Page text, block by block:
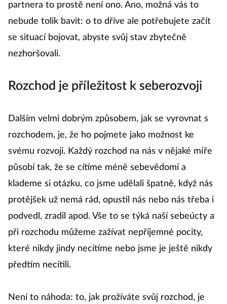
partnera to prostě není ono. Ano, možná vás to
nebude tolik bavit: o to dříve ale potřebujete začít
se situací bojovat, abyste svůj stav zbytečně
nezhoršovali.
Rozchod je příležitost k seberozvoji
Dalším velmi dobrým způsobem, jak se vyrovnat s
rozchodem, je, že ho pojmete jako možnost ke
svému rozvoji. Každý rozchod na nás v nějaké míře
působí tak, že se cítíme méně sebevědomí a
klademe si otázku, co jsme udělali špatně, když nás
protějšek už nemá rád, opustil nás nebo nás třeba i
podvedl, zradil apod. Vše to se týká naší sebeúcty a
při rozchodu můžeme zažívat nepříjemné pocity,
které nikdy jindy necítíme nebo jsme je ještě nikdy
předtím necítili.
Není to náhoda: to, jak prožíváte svůj rozchod, je